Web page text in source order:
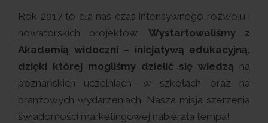
Rok 2017 to dla nas czas intensywnego rozwoju i
nowatorskich projektów. Wystartowaliśmy z
Akademią widoczni – inicjatywą edukacyjną,
dzięki której mogliśmy dzielić się wiedzą na
poznańskich uczelniach, w szkołach oraz na
branżowych wydarzeniach. Nasza misja szerzenia
świadomości marketingowej nabierała tempa!